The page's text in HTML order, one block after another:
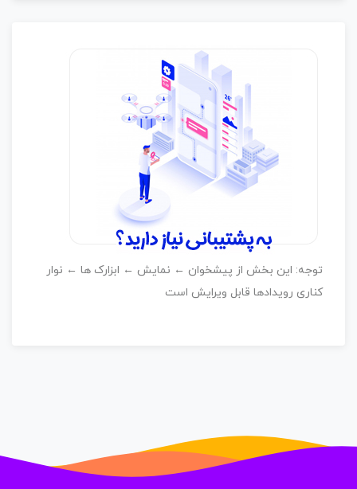
توجه: این بخش از پیشخوان ← نمایش ← ابزارک ها ← نوار
کناری رویدادها قابل ویرایش است